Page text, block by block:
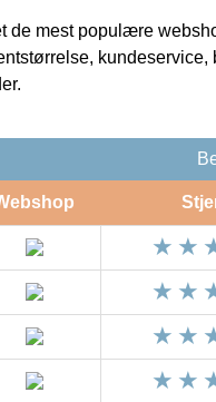
de mest populære